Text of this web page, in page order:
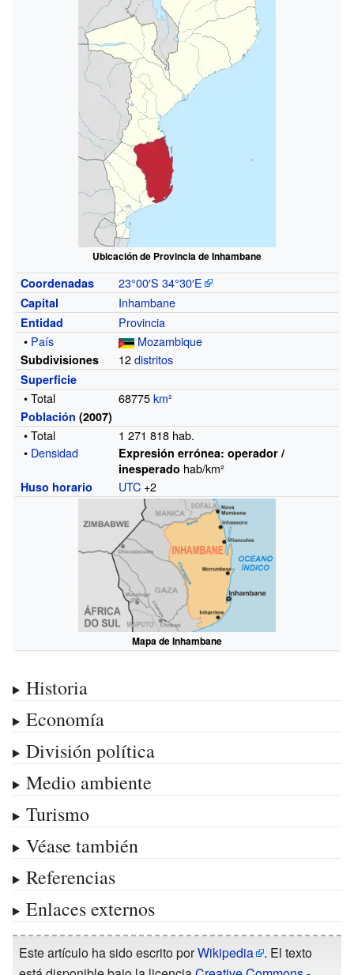
Ubicación de Provincia de Inhambane
Coordenadas 23°00′S34°30′E
Capital Inhambane
Entidad
Provincia
• País Mozambique
Subdivisiones 12distritos
Superficie
• Total 68775km²
Población (2007)
• Total 1 271 818 hab.
• Densidad
Expresión errónea: operador /
inesperado hab/km²
Huso horario UTC +2
Mapa de Inhambane
Historia
Economía
División política
Medio ambiente
Turismo
Véase también
Referencias
Enlaces externos
Este artículo ha sido escrito porWikipedia
. El texto